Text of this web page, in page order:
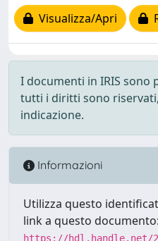
Visualizza/Apri
I documenti in IRIS
tutti i diritti sono
indicazione.
Informazioni
Utilizza questo
link a questo documento:
https://hdl.handle.net/